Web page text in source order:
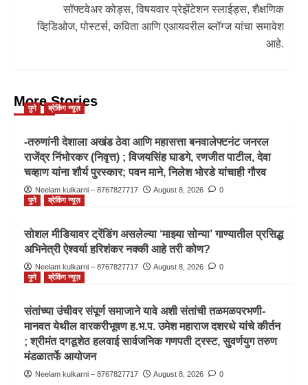
सॉफ्टवेअर कोड्स, विषयवार प्रेझेंटेशन स्लाईड्स, शैक्षणिक
व्हिडिओज, पोस्टर्स, कविता आणि एआयवरील ब्लॉग्ज यांचा समावेश
आहे.
More Stories
पुणे ब्रेकिंग न्यूज़
-तरुणांनी देशाला अखंड ठेवा आणि महासत्ता बनवालेफ्टनंट जनरल
राजेंद्र निंभोरकर (निवृत्त) ; विजयसिंह घाडगे, रणजीत पाटील, देवा
चव्हाण यांना शौर्य पुरस्कार; पवन माने, निलेश भोरडे यांचाही गौरव
Neelam kulkarni – 8767827717 August 8, 2026
0
पुणे
ब्रेकिंग न्यूज़
सोशल मीडियावर ट्रेंडिंग असलेल्या ‘माझ्या सोन्या’ गाण्यातील प्रसिद्ध
अभिनेत्री ऐश्वर्या हरिशंकर नक्की आहे तरी कोण?
Neelam kulkarni – 8767827717 August 8, 2026
0
पुणे
ब्रेकिंग न्यूज़
संतांच्या उंचीवर संपूर्ण समाजाने यावे अशी संतांची तळमळपरभणी-
मानवत येथील वारकरीभूषण ह.भ.प. उमेश महाराज दशरथे यांचे कीर्तन
; श्रीमंत दगडूशेठ हलवाई सार्वजनिक गणपती ट्रस्ट, सुवर्णयुग तरुण
मंडळातर्फे आयोजन
Neelam kulkarni – 8767827717 August 8, 2026 0